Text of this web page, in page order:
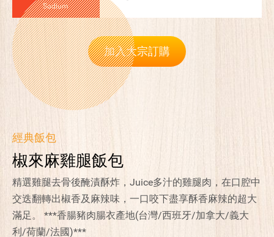
Sodium
加入大宗訂購
經典飯包
椒來麻雞腿飯包
精選雞腿去骨後醃漬酥炸，Juice多汁的雞腿肉，在口腔中
交迭翻轉出椒香及麻辣味，一口咬下盡享酥香麻辣的超大
滿足。 ***香腸豬肉腸衣產地(台灣/西班牙/加拿大/義大
利/荷蘭/法國)***